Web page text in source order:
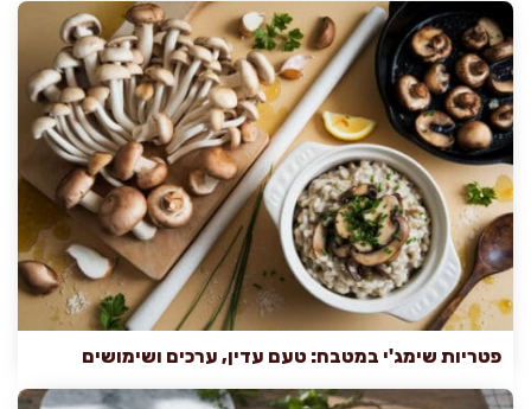
פטריות שימג'י במטבח: טעם עדין, ערכים ושימושים